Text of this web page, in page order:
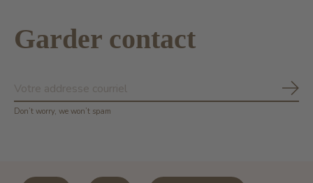
Garder contact
Don’t worry, we won’t spam